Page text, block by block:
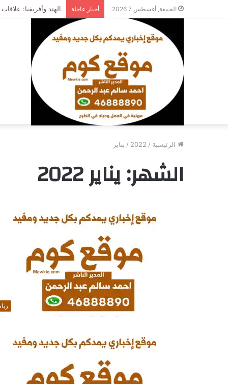
الجمعة, أغسطس 7 2026 أخبار عاجلة
الرئيسية /
2022
/ يناير
الشهر:يناير 2022